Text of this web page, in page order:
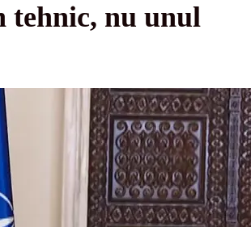
tehnic, nu unul